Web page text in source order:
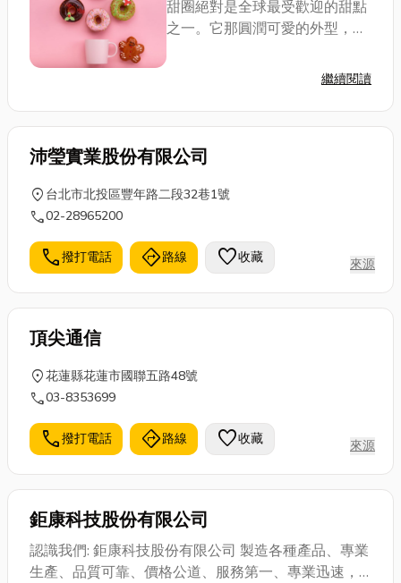
象深植顧客心中。
甜圈絕對是全球最受歡迎的甜點
之一。它那圓潤可愛的外型，加
忙碌的日常中帶來瞬間的療癒。
環裡藏著的甜蜜秘密，了解更多
繼續閱讀
沛瑩實業股份有限公司
location_on 台北市北投區豐年路二段32巷1號
call02-28965200
call撥打電話 directions路線 favorite收藏 來源
頂尖通信
location_on花蓮縣花蓮市國聯五路48號
call03-8353699
call撥打電話 directions路線 favorite收藏 來源
鉅康科技股份有限公司
認識我們: 鉅康科技股份有限公司 製造各種產品、專業
生產、品質可靠、價格公道、服務第一、專業迅速，